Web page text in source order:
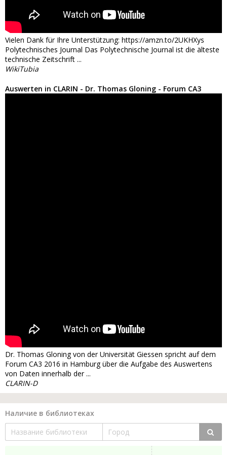
Vielen Dank für Ihre Unterstützung: https://amzn.to/2UKHXys
Polytechnisches Journal Das Polytechnische Journal ist die älteste
technische Zeitschrift ...
WikiTubia
Auswerten in CLARIN - Dr. Thomas Gloning - Forum CA3
Dr. Thomas Gloning von der Universität Giessen spricht auf dem
Forum CA3 2016 in Hamburg über die Aufgabe des Auswertens
von Daten innerhalb der ...
CLARIN-D
Наличие в библиотеках